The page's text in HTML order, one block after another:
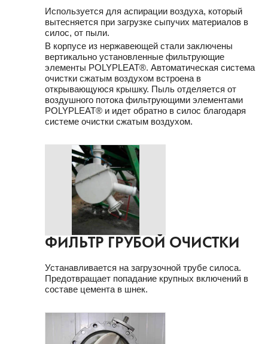
Используется для аспирации воздуха, который
вытесняется при загрузке сыпучих материалов в
силос, от пыли.
В корпусе из нержавеющей стали заключены
вертикально установленные фильтрующие
элементы POLYPLEAT®. Автоматическая система
очистки сжатым воздухом встроена в
открывающуюся крышку. Пыль отделяется от
воздушного потока фильтрующими элементами
POLYPLEAT® и идет обратно в силос благодаря
системе очистки сжатым воздухом.
ФИЛЬТР ГРУБОЙ ОЧИСТКИ
Устанавливается на загрузочной трубе силоса.
Предотвращает попадание крупных включений в
составе цемента в шнек.